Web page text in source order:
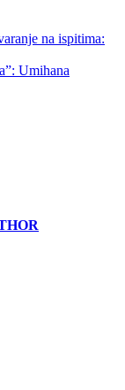
na ispitima:
Umihana